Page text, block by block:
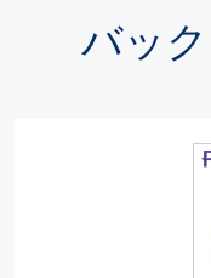
バッ